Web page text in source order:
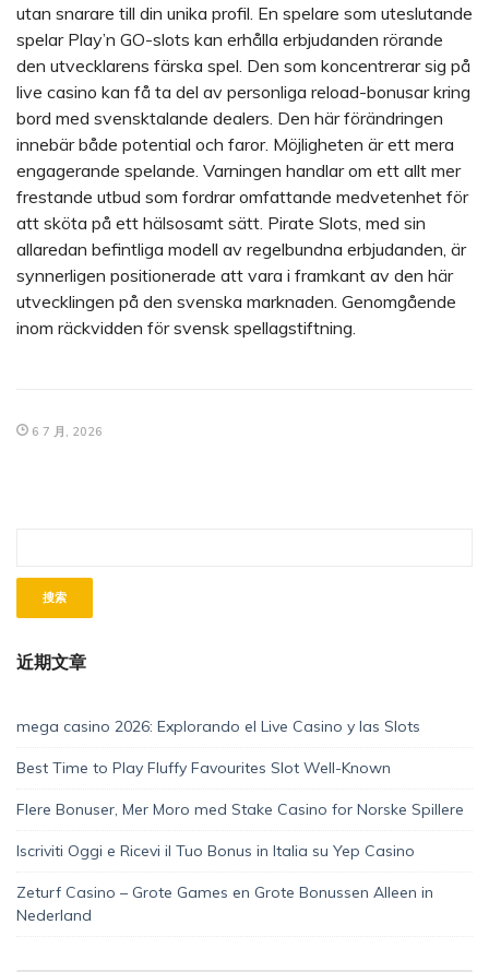
utan snarare till din unika profil. En spelare som uteslutande
spelar Play’n GO-slots kan erhålla erbjudanden rörande
den utvecklarens färska spel. Den som koncentrerar sig på
live casino kan få ta del av personliga reload-bonusar kring
bord med svensktalande dealers. Den här förändringen
innebär både potential och faror. Möjligheten är ett mera
engagerande spelande. Varningen handlar om ett allt mer
frestande utbud som fordrar omfattande medvetenhet för
att sköta på ett hälsosamt sätt. Pirate Slots, med sin
allaredan befintliga modell av regelbundna erbjudanden, är
synnerligen positionerade att vara i framkant av den här
utvecklingen på den svenska marknaden. Genomgående
inom räckvidden för svensk spellagstiftning.
6 7 月, 2026
近期文章
mega casino 2026: Explorando el Live Casino y las Slots
Best Time to Play Fluffy Favourites Slot Well-Known
Flere Bonuser, Mer Moro med Stake Casino for Norske Spillere
Iscriviti Oggi e Ricevi il Tuo Bonus in Italia su Yep Casino
Zeturf Casino – Grote Games en Grote Bonussen Alleen in
Nederland